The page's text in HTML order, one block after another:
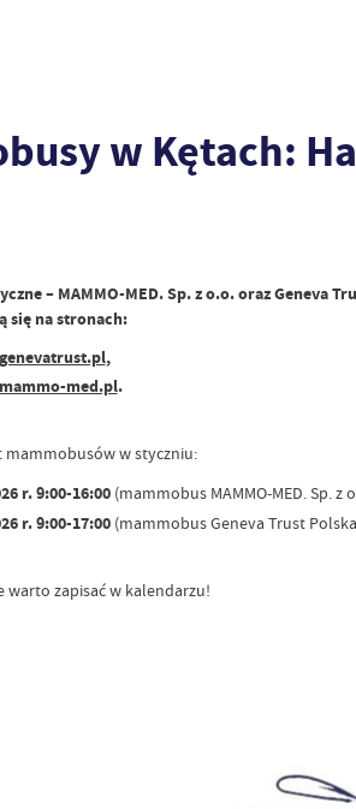
w Kętach:
– MAMMO-MED. Sp. z o.o. oraz Geneva
się na stronach:
,
med.pl.
w styczniu:
r. 9:00-16:00(mammobus MAMMO-MED. Sp.
r. 9:00-17:00(mammobus Geneva Trust
warto zapisać w kalendarzu!